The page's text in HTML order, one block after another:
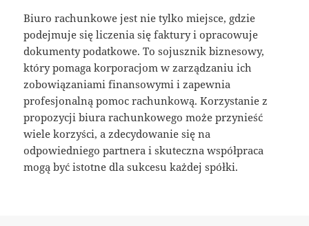
Biuro rachunkowe jest nie tylko miejsce, gdzie
podejmuje się liczenia się faktury i opracowuje
dokumenty podatkowe. To sojusznik biznesowy,
który pomaga korporacjom w zarządzaniu ich
zobowiązaniami finansowymi i zapewnia
profesjonalną pomoc rachunkową. Korzystanie z
propozycji biura rachunkowego może przynieść
wiele korzyści, a zdecydowanie się na
odpowiedniego partnera i skuteczna współpraca
mogą być istotne dla sukcesu każdej spółki.